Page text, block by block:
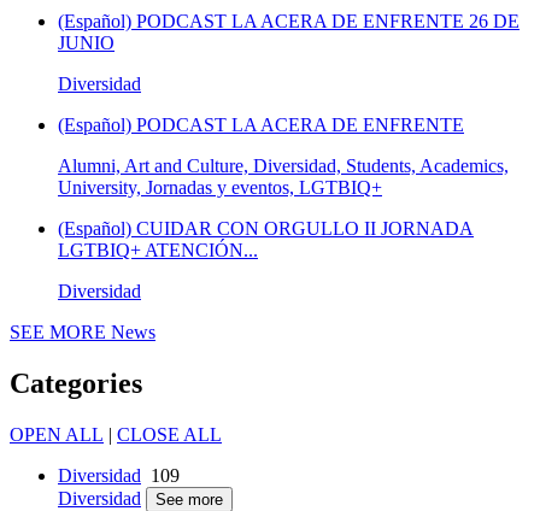
(Español) PODCAST LA ACERA DE ENFRENTE 26 DE
JUNIO
Diversidad
(Español) PODCAST LA ACERA DE ENFRENTE
Alumni, Art and Culture, Diversidad, Students, Academics,
University, Jornadas y eventos, LGTBIQ+
(Español) CUIDAR CON ORGULLO II JORNADA
LGTBIQ+ ATENCIÓN...
Diversidad
SEE MORE News
Categories
OPEN ALL | CLOSE ALL
Diversidad 109
Diversidad
See more